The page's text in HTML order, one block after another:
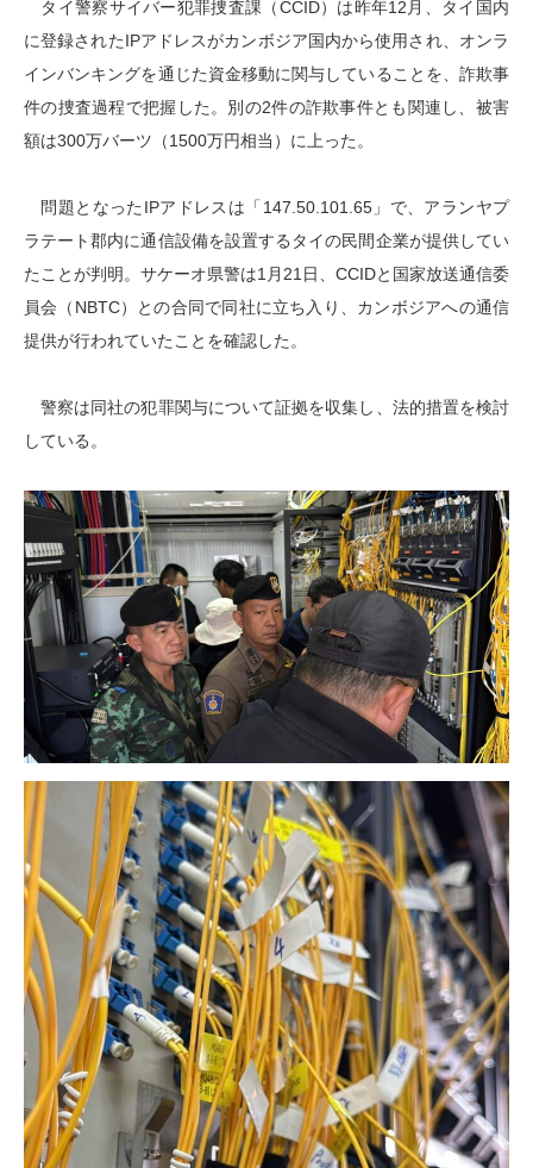
タイ警察サイバー犯罪捜査課（CCID）は昨年12月、タイ国内
に登録されたIPアドレスがカンボジア国内から使用され、オンラ
インバンキングを通じた資金移動に関与していることを、詐欺事
件の捜査過程で把握した。別の2件の詐欺事件とも関連し、被害
額は300万バーツ（1500万円相当）に上った。
問題となったIPアドレスは「147.50.101.65」で、アランヤプ
ラテート郡内に通信設備を設置するタイの民間企業が提供してい
たことが判明。サケーオ県警は1月21日、CCIDと国家放送通信委
員会（NBTC）との合同で同社に立ち入り、カンボジアへの通信
提供が行われていたことを確認した。
警察は同社の犯罪関与について証拠を収集し、法的措置を検討
している。